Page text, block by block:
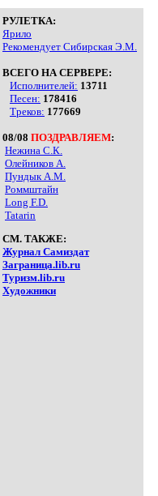
РУЛЕТКА:
Ярило
Рекомендует Сибирская Э.М.
ВСЕГО НА СЕРВЕРЕ:
Исполнителей: 13711
Песен: 178416
Треков: 177669
08/08 ПОЗДРАВЛЯЕМ:
Нежина С.К.
Олейников А.
Пундык А.М.
Роммштайн
Long F.D.
Tatarin
СМ. ТАКЖЕ:
Журнал Самиздат
Заграница.lib.ru
Туризм.lib.ru
Художники